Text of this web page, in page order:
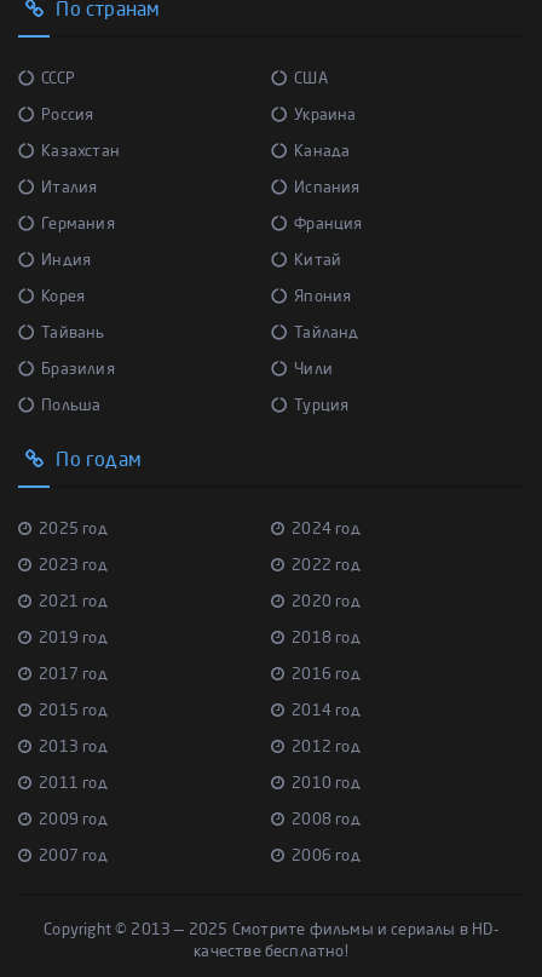
По странам
СССР США
Россия Украина
Казахстан Канада
Италия Испания
Германия Франция
Индия Китай
Корея Япония
Тайвань Тайланд
Бразилия Чили
Польша Турция
По годам
2025 год 2024 год
2023 год 2022 год
2021 год 2020 год
2019 год 2018 год
2017 год 2016 год
2015 год 2014 год
2013 год 2012 год
2011 год 2010 год
2009 год 2008 год
2007 год 2006 год
Copyright © 2013 — 2025 Смотрите фильмы и сериалы в HD-
качестве бесплатно!